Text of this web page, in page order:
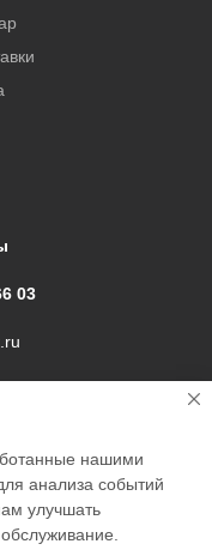
03
нашими
анализа событий
улучшать